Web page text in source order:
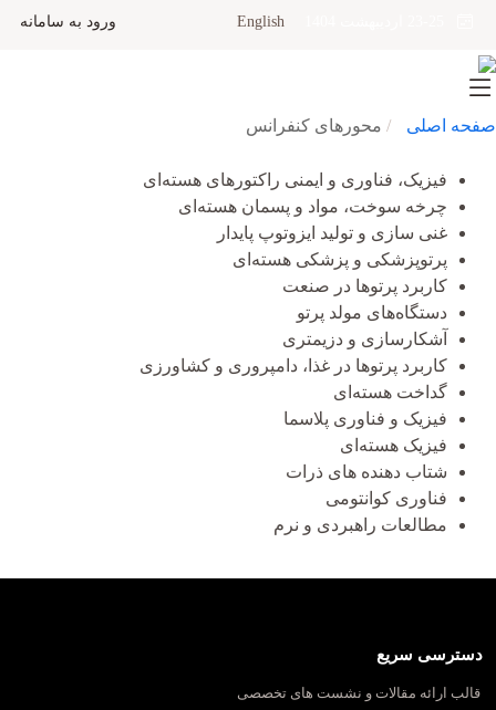
English ورود به سامانه
صفحه اصلی محورهای کنفرانس
فیزیک، فناوری و ایمنی راکتورهای هسته‌ای
چرخه سوخت، مواد و پسمان هسته‌ای
غنی سازی و تولید ایزوتوپ پایدار
پرتوپزشکی و پزشکی هسته‌ای
کاربرد پرتوها در صنعت
دستگاه‌های مولد پرتو
آشکارسازی و دزیمتری
کاربرد پرتوها در غذا، دامپروری و کشاورزی
گداخت هسته‌ای
فیزیک و فناوری پلاسما
فیزیک هسته‌ای
شتاب دهنده های ذرات
فناوری کوانتومی
مطالعات راهبردی و نرم
دسترسی سریع
قالب ارائه مقالات و نشست های تخصصی